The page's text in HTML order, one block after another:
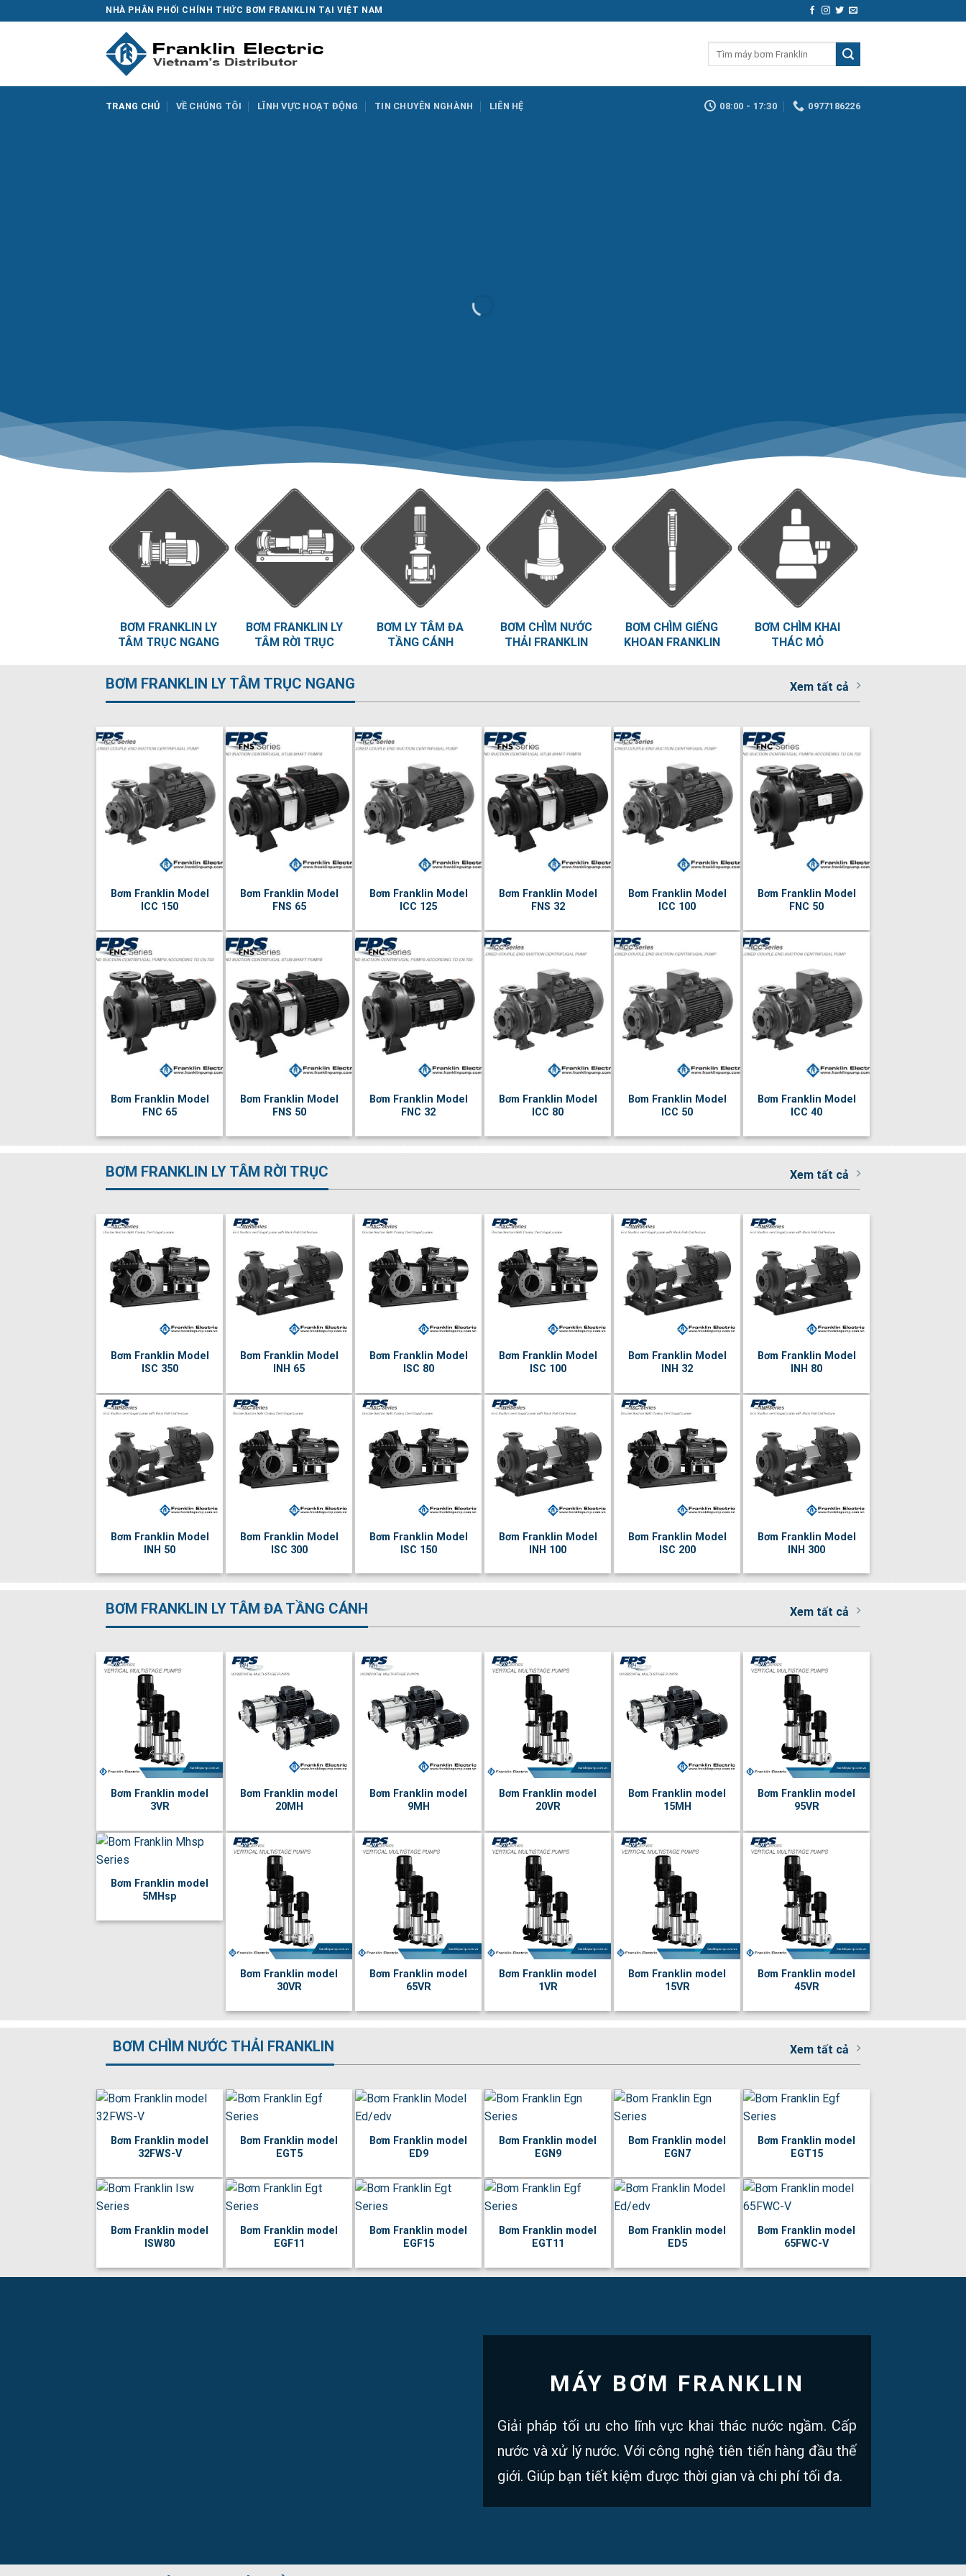
to
NHÀ PHÂN PHỐI CHÍNH THỨC BƠM FRANKLIN TẠI VIỆT NAM
TRANG CHỦ VỀ CHÚNG TÔI LĨNH VỰC HOẠT ĐỘNG TIN CHUYÊN NGHÀNH LIÊN HỆ 08:00 - 17:30 0977186226
BƠM FRANKLIN LY
TÂM TRỤC NGANG
BƠM FRANKLIN LY
TÂM RỜI TRỤC
BƠM LY TÂM ĐA
TẦNG CÁNH
BƠM CHÌM NƯỚC
THẢI FRANKLIN
BƠM CHÌM GIẾNG
KHOAN FRANKLIN
BƠM CHÌM KHAI
THÁC MỎ
BƠM FRANKLIN LY TÂM TRỤC NGANG Xem tất cả
Bơm Franklin Model
ICC 150
Bơm Franklin Model
FNS 65
Bơm Franklin Model
ICC 125
Bơm Franklin Model
FNS 32
Bơm Franklin Model
ICC 100
Bơm Franklin Model
FNC 50
Bơm Franklin Model
FNC 65
Bơm Franklin Model
FNS 50
Bơm Franklin Model
FNC 32
Bơm Franklin Model
ICC 80
Bơm Franklin Model
ICC 50
Bơm Franklin Model
ICC 40
BƠM FRANKLIN LY TÂM RỜI TRỤC Xem tất cả
Bơm Franklin Model
ISC 350
Bơm Franklin Model
INH 65
Bơm Franklin Model
ISC 80
Bơm Franklin Model
ISC 100
Bơm Franklin Model
INH 32
Bơm Franklin Model
INH 80
Bơm Franklin Model
INH 50
Bơm Franklin Model
ISC 300
Bơm Franklin Model
ISC 150
Bơm Franklin Model
INH 100
Bơm Franklin Model
ISC 200
Bơm Franklin Model
INH 300
BƠM FRANKLIN LY TÂM ĐA TẦNG CÁNH Xem tất cả
Bơm Franklin model
3VR
Bơm Franklin model
20MH
Bơm Franklin model
9MH
Bơm Franklin model
20VR
Bơm Franklin model
15MH
Bơm Franklin model
95VR
Bơm Franklin model
5MHsp
Bơm Franklin model
30VR
Bơm Franklin model
65VR
Bơm Franklin model
1VR
Bơm Franklin model
15VR
Bơm Franklin model
45VR
BƠM CHÌM NƯỚC THẢI FRANKLIN Xem tất cả
Bơm Franklin model
32FWS-V
Bơm Franklin model
EGT5
Bơm Franklin model
ED9
Bơm Franklin model
EGN9
Bơm Franklin model
EGN7
Bơm Franklin model
EGT15
Bơm Franklin model
ISW80
Bơm Franklin model
EGF11
Bơm Franklin model
EGF15
Bơm Franklin model
EGT11
Bơm Franklin model
ED5
Bơm Franklin model
65FWC-V
MÁY BƠM FRANKLIN
Giải pháp tối ưu cho lĩnh vực khai thác nước ngầm. Cấp
nước và xử lý nước. Với công nghệ tiên tiến hàng đầu thế
giới. Giúp bạn tiết kiệm được thời gian và chi phí tối đa.